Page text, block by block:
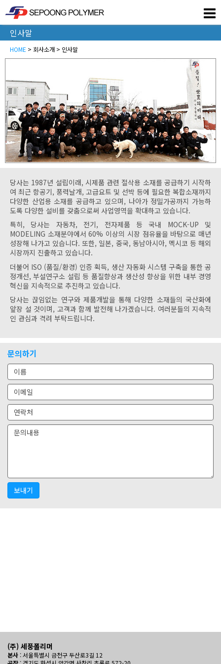
인사말
HOME > 회사소개 > 인사말
당사는 1987년 설립이래, 시제품 관련 절삭용 소재를 공급하기 시작하
여 최근 항공기, 풍력날개, 고급요트 및 선박 등에 필요한 복합소재까지
다양한 산업용 소재를 공급하고 있으며, 나아가 정밀가공까지 가능하
도록 다양한 설비를 갖춤으로써 사업영역을 확대하고 있습니다.
특히, 당사는 자동차, 전기, 전자제품 등 국내 MOCK-UP 및
MODELING 소재분야에서 60% 이상의 시장 점유율을 바탕으로 매년
성장해 나가고 있습니다. 또한, 일본, 중국, 동남아시아, 멕시코 등 해외
시장까지 진출하고 있습니다.
더불어 ISO (품질/환경) 인증 획득, 생산 자동화 시스템 구축을 통한 공
정개선, 부설연구소 설립 등 품질향상과 생산성 향상을 위한 내부 경영
혁신을 지속적으로 추진하고 있습니다.
당사는 끊임없는 연구와 제품개발을 통해 다양한 소재들의 국산화에
앞장 설 것이며, 고객과 함께 발전해 나가겠습니다. 여러분들의 지속적
인 관심과 격려 부탁드립니다.
문의하기
보내기
(주) 세풍폴리머
본사 : 서울특별시 금천구 두산로3길 12